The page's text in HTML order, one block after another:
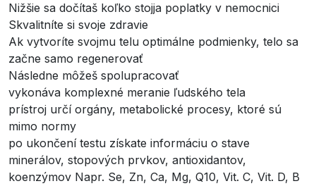
Nižšie sa dočítaš koľko stojja poplatky v nemocnici
Skvalitníte si svoje zdravie
Ak vytvoríte svojmu telu optimálne podmienky, telo sa
začne samo regenerovať
Následne môžeš spolupracovať
vykonáva komplexné meranie ľudského tela
prístroj určí orgány, metabolické procesy, ktoré sú
mimo normy
po ukončení testu získate informáciu o stave
minerálov, stopových prvkov, antioxidantov,
koenzýmov Napr. Se, Zn, Ca, Mg, Q10, Vit. C, Vit. D, B